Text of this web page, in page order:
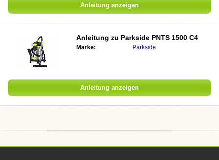
Anleitung anzeigen
Anleitung zu Parkside PNTS 1500 C4
Marke: Parkside
Anleitung anzeigen